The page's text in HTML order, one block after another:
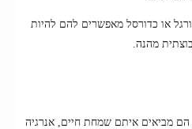
או כדורסל מאפשרים להם להיות
מהנה.
הם מביאים איתם שמחת חיים, אנרגיה